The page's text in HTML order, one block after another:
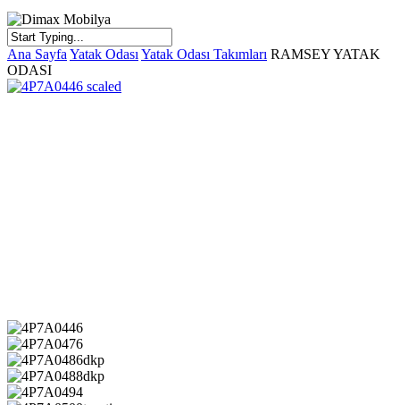
Close
Search
Ana Sayfa Yatak Odası Yatak Odası Takımları RAMSEY YATAK
ODASI